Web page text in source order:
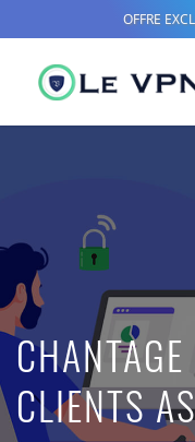
CLIENTS